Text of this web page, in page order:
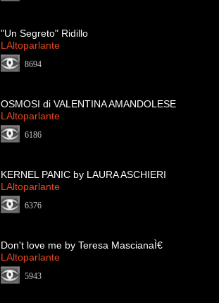
"Un Segreto" Ridillo
LAltoparlante
8694
OSMOSI di VALENTINA AMANDOLESE
LAltoparlante
6186
KERNEL PANIC by LAURA ASCHIERI
LAltoparlante
6376
Don't love me by Teresa MascianaÌ€
LAltoparlante
5943